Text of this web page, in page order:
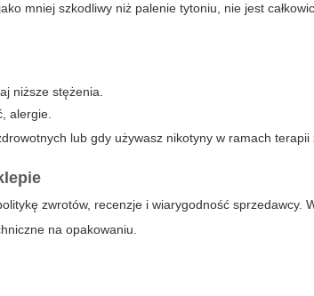
mniej szkodliwy niż palenie tytoniu, nie jest
niższe stężenia.
alergie.
lub gdy używasz nikotyny w ramach terapii
zwrotów, recenzje i wiarygodność sprzedawcy.
na opakowaniu.